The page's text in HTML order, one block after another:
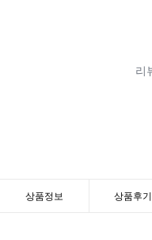
상품정보 상품후기